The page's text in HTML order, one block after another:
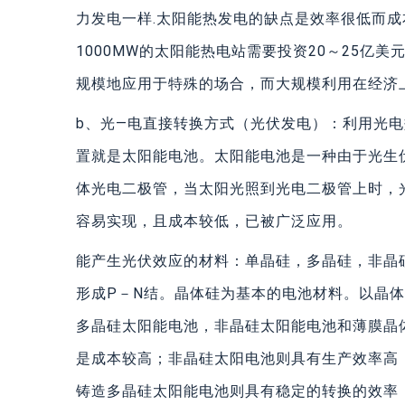
力发电一样.太阳能热发电的缺点是效率很低而
1000MW的太阳能热电站需要投资20～25亿美
规模地应用于特殊的场合，而大规模利用在经
b、光—电直接转换方式（光伏发电）：利用光
置就是太阳能电池。太阳能电池是一种由于光
体光电二极管，当太阳光照到光电二极管上时
容易实现，且成本较低，已被广泛应用。
能产生光伏效应的材料：单晶硅，多晶硅，非
形成P－N结。晶体硅为基本的电池材料。以晶
多晶硅太阳能电池，非晶硅太阳能电池和薄膜
是成本较高；非晶硅太阳电池则具有生产效率
铸造多晶硅太阳能电池则具有稳定的转换的效